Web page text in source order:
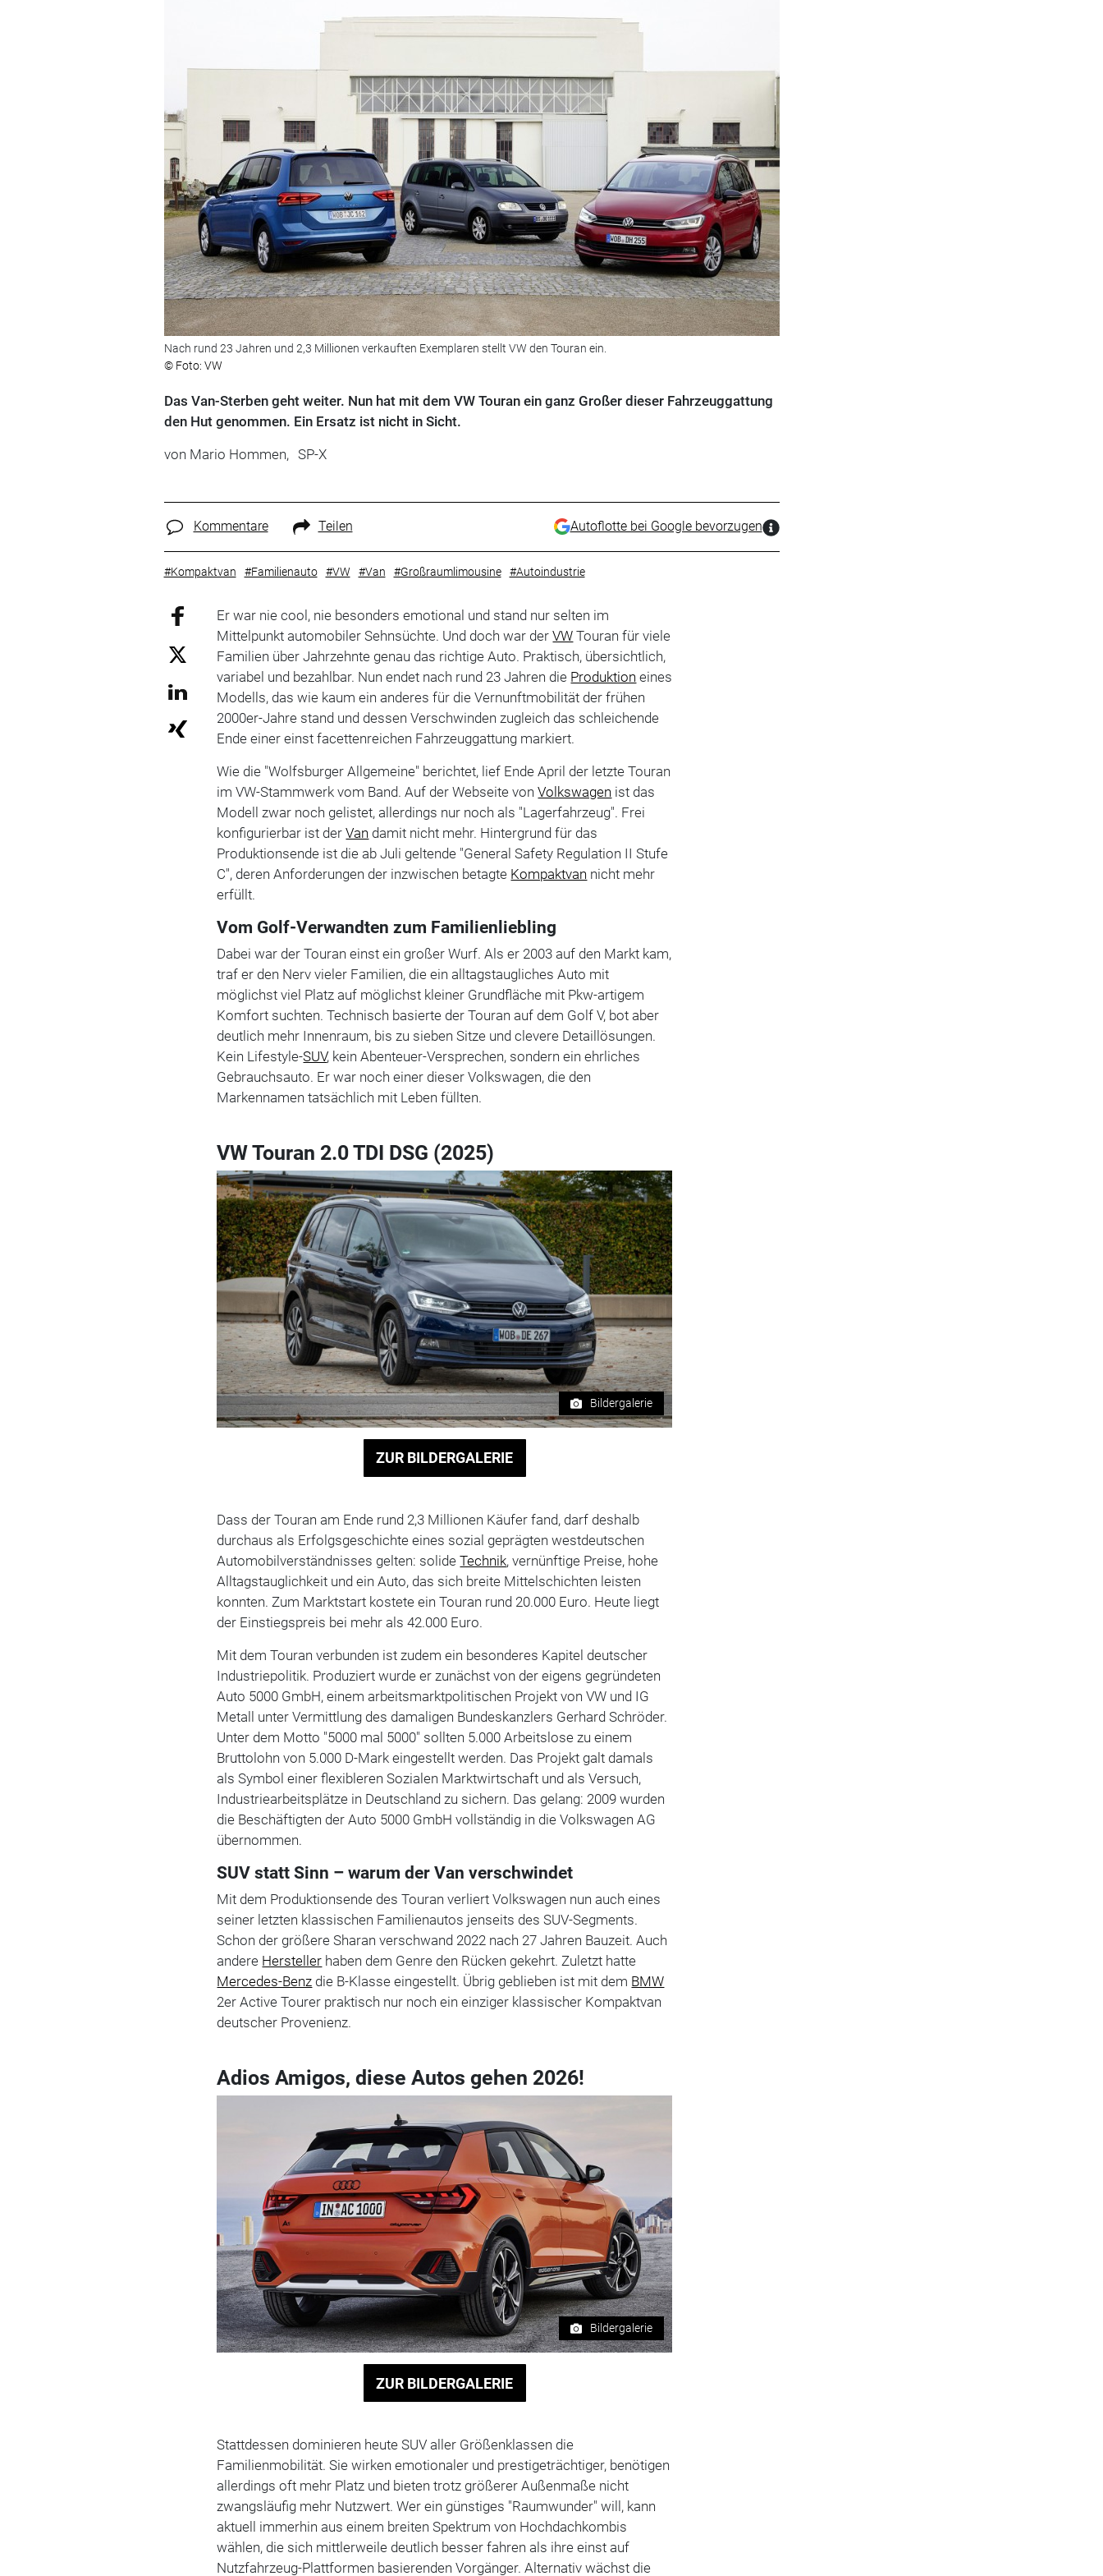
Nach rund 23 Jahren und 2,3 Millionen verkauften Exemplaren stellt VW den Touran ein.
© Foto: VW
Das Van-Sterben geht weiter. Nun hat mit dem VW Touran ein ganz Großer dieser Fahrzeuggattung
den Hut genommen. Ein Ersatz ist nicht in Sicht.
von Mario Hommen, SP-X
Kommentare Teilen Autoflotte bei Google bevorzugen
#Kompaktvan #Familienauto #VW #Van #Großraumlimousine #Autoindustrie
Er war nie cool, nie besonders emotional und stand nur selten im
Mittelpunkt automobiler Sehnsüchte. Und doch war derVW Touran für viele
Familien über Jahrzehnte genau das richtige Auto. Praktisch, übersichtlich,
variabel und bezahlbar. Nun endet nach rund 23 Jahren die Produktion eines
Modells, das wie kaum ein anderes für die Vernunftmobilität der frühen
2000er-Jahre stand und dessen Verschwinden zugleich das schleichende
Ende einer einst facettenreichen Fahrzeuggattung markiert.
Wie die "Wolfsburger Allgemeine" berichtet, lief Ende April der letzte Touran
im VW-Stammwerk vom Band. Auf der Webseite vonVolkswagen ist das
Modell zwar noch gelistet, allerdings nur noch als "Lagerfahrzeug". Frei
konfigurierbar ist derVan damit nicht mehr. Hintergrund für das
Produktionsende ist die ab Juli geltende "General Safety Regulation II Stufe
C", deren Anforderungen der inzwischen betagte Kompaktvan nicht mehr
erfüllt.
Vom Golf-Verwandten zum Familienliebling
Dabei war der Touran einst ein großer Wurf. Als er 2003 auf den Markt kam,
traf er den Nerv vieler Familien, die ein alltagstaugliches Auto mit
möglichst viel Platz auf möglichst kleiner Grundfläche mit Pkw-artigem
Komfort suchten. Technisch basierte der Touran auf dem Golf V, bot aber
deutlich mehr Innenraum, bis zu sieben Sitze und clevere Detaillösungen.
Kein Lifestyle-SUV, kein Abenteuer-Versprechen, sondern ein ehrliches
Gebrauchsauto. Er war noch einer dieser Volkswagen, die den
Markennamen tatsächlich mit Leben füllten.
VW Touran 2.0 TDI DSG (2025)
Bildergalerie
ZUR BILDERGALERIE
Dass der Touran am Ende rund 2,3 Millionen Käufer fand, darf deshalb
durchaus als Erfolgsgeschichte eines sozial geprägten westdeutschen
Automobilverständnisses gelten: solideTechnik, vernünftige Preise, hohe
Alltagstauglichkeit und ein Auto, das sich breite Mittelschichten leisten
konnten. Zum Marktstart kostete ein Touran rund 20.000 Euro. Heute liegt
der Einstiegspreis bei mehr als 42.000 Euro.
Mit dem Touran verbunden ist zudem ein besonderes Kapitel deutscher
Industriepolitik. Produziert wurde er zunächst von der eigens gegründeten
Auto 5000 GmbH, einem arbeitsmarktpolitischen Projekt von VW und IG
Metall unter Vermittlung des damaligen Bundeskanzlers Gerhard Schröder.
Unter dem Motto "5000 mal 5000" sollten 5.000 Arbeitslose zu einem
Bruttolohn von 5.000 D-Mark eingestellt werden. Das Projekt galt damals
als Symbol einer flexibleren Sozialen Marktwirtschaft und als Versuch,
Industriearbeitsplätze in Deutschland zu sichern. Das gelang: 2009 wurden
die Beschäftigten der Auto 5000 GmbH vollständig in die Volkswagen AG
übernommen.
SUV statt Sinn – warum der Van verschwindet
Mit dem Produktionsende des Touran verliert Volkswagen nun auch eines
seiner letzten klassischen Familienautos jenseits des SUV-Segments.
Schon der größere Sharan verschwand 2022 nach 27 Jahren Bauzeit. Auch
andere Hersteller haben dem Genre den Rücken gekehrt. Zuletzt hatte
Mercedes-Benz die B-Klasse eingestellt. Übrig geblieben ist mit dem BMW
2er Active Tourer praktisch nur noch ein einziger klassischer Kompaktvan
deutscher Provenienz.
Adios Amigos, diese Autos gehen 2026!
Bildergalerie
ZUR BILDERGALERIE
Stattdessen dominieren heute SUV aller Größenklassen die
Familienmobilität. Sie wirken emotionaler und prestigeträchtiger, benötigen
allerdings oft mehr Platz und bieten trotz größerer Außenmaße nicht
zwangsläufig mehr Nutzwert. Wer ein günstiges "Raumwunder" will, kann
aktuell immerhin aus einem breiten Spektrum von Hochdachkombis
wählen, die sich mittlerweile deutlich besser fahren als ihre einst auf
Nutzfahrzeug-Plattformen basierenden Vorgänger. Alternativ wächst die